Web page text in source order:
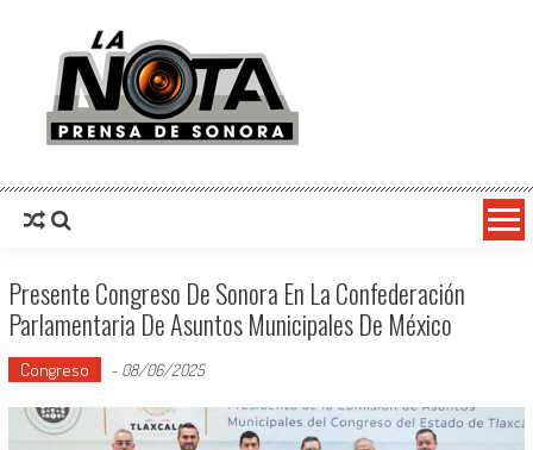
La Nota Prensa De Sonora
Presente Congreso De Sonora En La Confederación
Parlamentaria De Asuntos Municipales De México
Congreso - 08/06/2025